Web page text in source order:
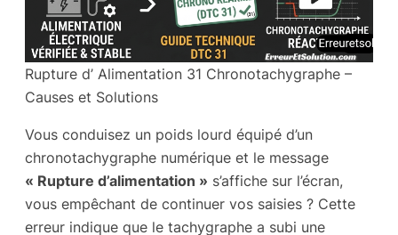
Rupture d’ Alimentation 31 Chronotachygraphe –
Causes et Solutions
Vous conduisez un poids lourd équipé d’un
chronotachygraphe numérique et le message
« Rupture d’alimentation » s’affiche sur l’écran,
vous empêchant de continuer vos saisies ? Cette
erreur indique que le tachygraphe a subi une